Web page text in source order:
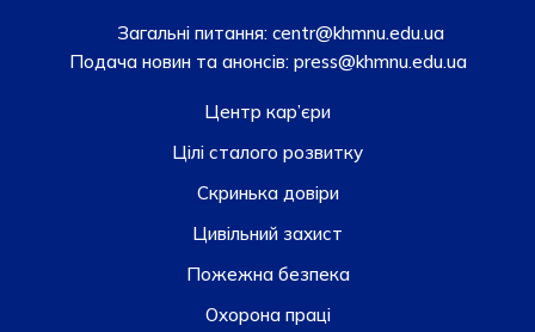
Загальні питання: centr@khmnu.edu.ua
Подача новин та анонсів:press@khmnu.edu.ua
Центр кар’єри
Цілі сталого розвитку
Скринька довiри
Цивільний захист
Пожежна безпека
Охорона праці